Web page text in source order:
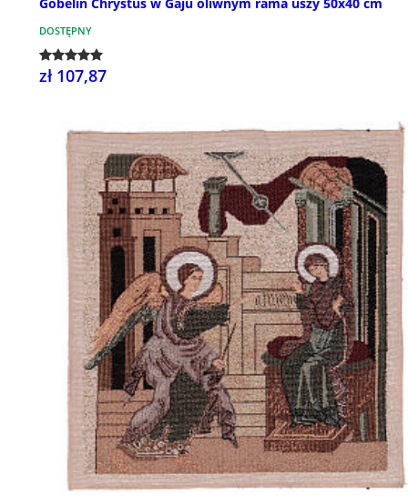
Gobelin Chrystus w Gaju oliwnym rama uszy 50x40 cm
DOSTĘPNY
zł 107,87